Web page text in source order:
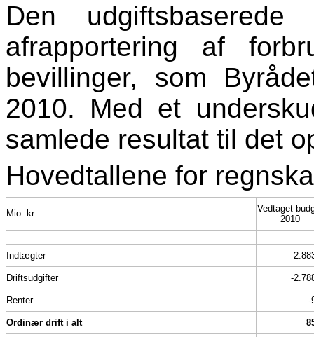
Den
afrapportering af
bevillinger, som
2010. Med et
samlede resultat til det
Hovedtallene for
Mio. kr.
Vedtaget
2010
Indtægter
Driftsudgifter -
Renter -
Ordinær drift i alt